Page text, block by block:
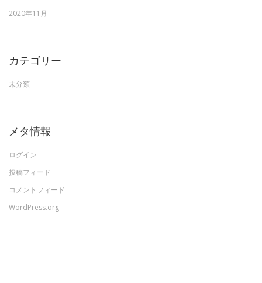
2020年11月
カテゴリー
未分類
メタ情報
ログイン
投稿フィード
コメントフィード
WordPress.org